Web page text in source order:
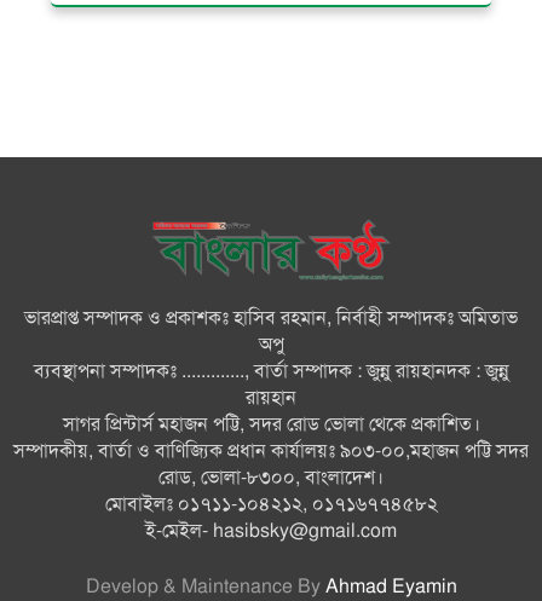
দৌলতখানে জমি বিরোধে পরিবারকে
বিষ দিয়ে মাছ ধরায় ৩ জেলে আটক
তজুমদ্দিনে চর মোজাম্মেলে চাঁদাবাজি
ও রাজনৈতিক চক্রান্তের অপচেষ্টার
বিরুদ্ধে সংবাদ সম্মেলন
সবার সম্মিলিত প্রচেষ্টায় সুন্দর
বাংলাদেশ গড়তে চাই: প্রধানমন্ত্রী
চিকিৎসক সমাজের পেশাগত
উৎকর্ষতার উজ্জ্বল দৃষ্টান্ত ড্যাব: ডা.
জুবাইদা
ভারপ্রাপ্ত সম্পাদক ও প্রকাশকঃ হাসিব রহমান, নির্বাহী সম্পাদকঃ অমিতাভ
অপু
ব্যবস্থাপনা সম্পাদকঃ ............., বার্তা সম্পাদক : জুন্নু রায়হানদক : জুন্নু
রায়হান
সাগর প্রিন্টার্স মহাজন পট্টি, সদর রোড ভোলা থেকে প্রকাশিত।
সম্পাদকীয়, বার্তা ও বাণিজ্যিক প্রধান কার্যালয়ঃ ৯০৩-০০,মহাজন পট্টি সদর
রোড, ভোলা-৮৩০০, বাংলাদেশ।
মোবাইলঃ ০১৭১১-১০৪২১২, ০১৭১৬৭৭৪৫৮২
ই-মেইল- hasibsky@gmail.com
Develop & Maintenance By Ahmad Eyamin